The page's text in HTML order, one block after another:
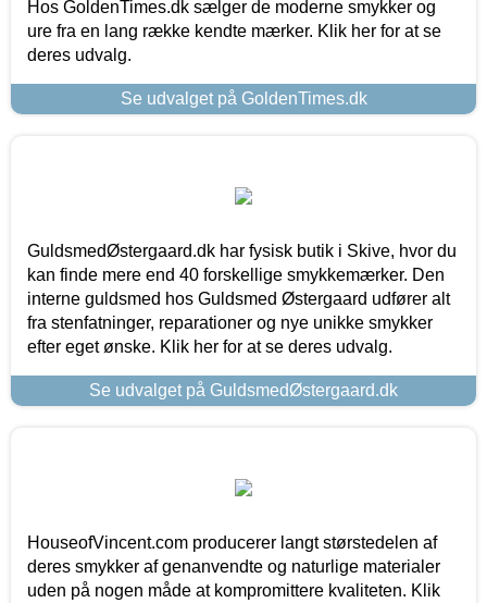
Hos GoldenTimes.dk sælger de moderne smykker og
ure fra en lang række kendte mærker. Klik her for at se
deres udvalg.
Se udvalget på GoldenTimes.dk
GuldsmedØstergaard.dk har fysisk butik i Skive, hvor du
kan finde mere end 40 forskellige smykkemærker. Den
interne guldsmed hos Guldsmed Østergaard udfører alt
fra stenfatninger, reparationer og nye unikke smykker
efter eget ønske. Klik her for at se deres udvalg.
Se udvalget på GuldsmedØstergaard.dk
HouseofVincent.com producerer langt størstedelen af
deres smykker af genanvendte og naturlige materialer
uden på nogen måde at kompromittere kvaliteten. Klik